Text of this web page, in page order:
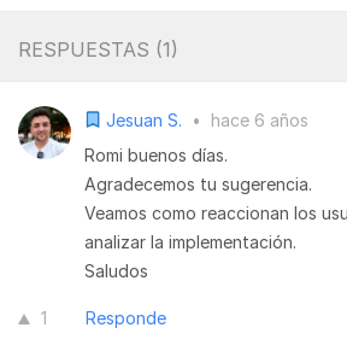
RESPUESTAS (1)
Jesuan S. •
hace 6 años
Romi buenos días.
Agradecemos tu sugerencia.
Veamos como reaccionan los
analizar la implementación.
Saludos
1 Responde